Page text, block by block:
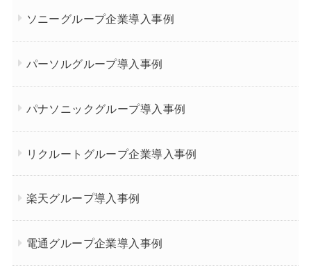
ソニーグループ企業導入事例
パーソルグループ導入事例
パナソニックグループ導入事例
リクルートグループ企業導入事例
楽天グループ導入事例
電通グループ企業導入事例